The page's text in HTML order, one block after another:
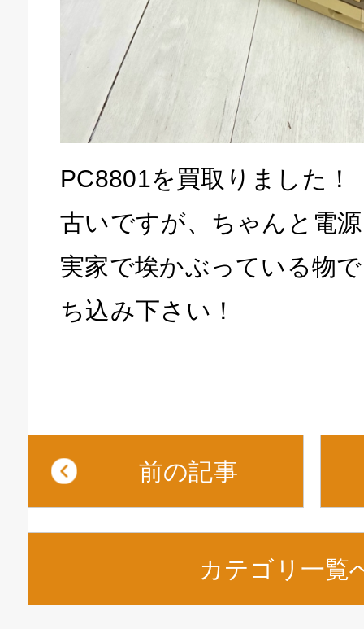
PC8801を買取りました！
古いですが、ちゃんと電
実家で埃かぶっている物
ち込み下さい！
前の記事
カテゴリ一覧
生活館 豊橋東脇本店